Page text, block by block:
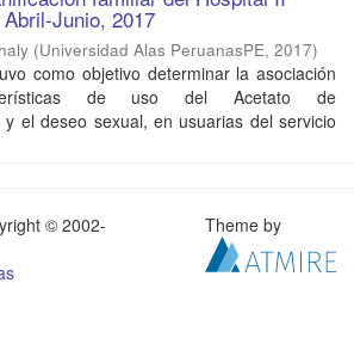
Junio, 2017
(Universidad Alas PeruanasPE, 2017)
como objetivo determinar la asociación
de uso del Acetato de
y el deseo sexual, en usuarias del servicio
© 2002-
Theme by